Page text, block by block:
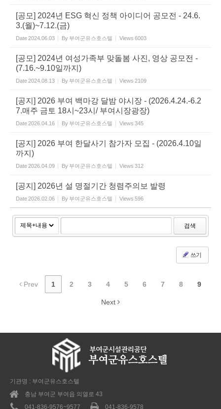
[공모] 2024년 ESG 혁신 정책 아이디어 공모전 - 24.6.
3.(월)~7.12.(금)
Date2024.06.03 By 부여군유스호스텔 Views 6003
[공모] 2024년 여성가족부 맞돌봄 사진, 영상 공모전 -
(7.16.~9.10일까지)
Date2024.08.13 By 부여군유스호스텔 Views 2109
[공지] 2026 부여 백마강 달밤 야시장 - (2026.4.24.-6.2
7.매주 금토 18시~23시/ 부여시장광장)
Date2026.04.16 By 부여군유스호스텔 Views 345
[공지] 2026 부여 한달사기 참가자 모집 - (2026.4.10일
까지)
Date2026.04.09 By 부여군유스호스텔 Views 312
[공지] 2026년 설 명절기간 청렴주의보 발령
Date2026.02.06 By 부여군유스호스텔 Views 596
검색
쓰기
Prev 1 2 3 4 5 6 7 8 9
Next
기관명 : 부여군유스호스텔
충남 부여군 부여읍 의열로 43
041-836-9576~9577
041-836-9578